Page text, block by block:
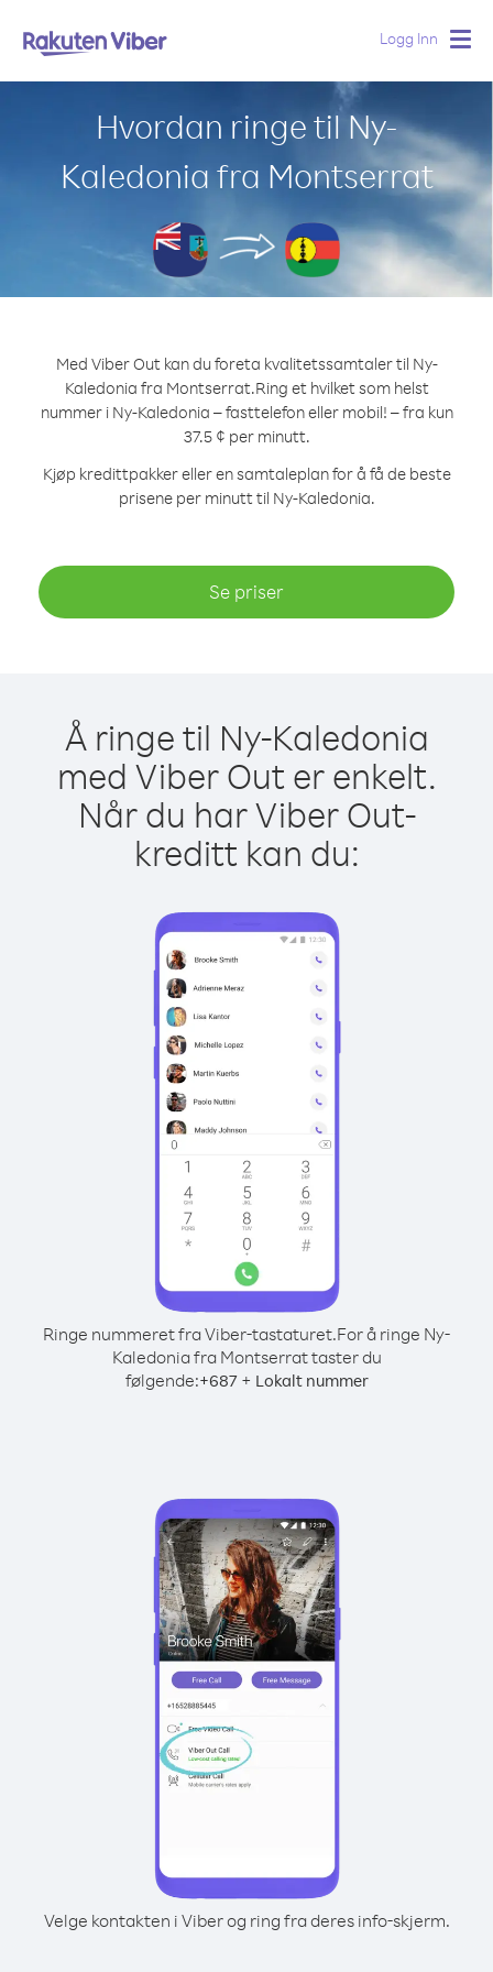
Logg Inn
Hvordan ringe til Ny-
Kaledonia fra Montserrat
Med Viber Out kan du foreta kvalitetssamtaler til Ny-
Kaledonia fra Montserrat.Ring et hvilket som helst
nummer i Ny-Kaledonia – fasttelefon eller mobil! – fra kun
37.5 ¢ per minutt.
Kjøp kredittpakker eller en samtaleplan for å få de beste
prisene per minutt til Ny-Kaledonia.
Se priser
Å ringe til Ny-Kaledonia
med Viber Out er enkelt.
Når du har Viber Out-
kreditt kan du:
Ringe nummeret fra Viber-tastaturet.For å ringe Ny-
Kaledonia fra Montserrat taster du
følgende:+687+ Lokalt nummer
Velge kontakten i Viber og ring fra deres info-skjerm.